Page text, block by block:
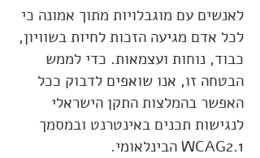
לאנשים עם מוגבלויות מתוך אמונה כי
לכל אדם מגיעה הזכות לחיות בשוויון,
כבוד, נוחות ועצמאות. כדי לממש
הבטחה זו, אנו שואפים לדבוק ככל
האפשר בהמלצות התקן הישראלי
לנגישות תכנים באינטרנט ובמסמך
WCAG2.1 הבינלאומי.